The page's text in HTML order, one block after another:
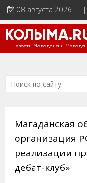
08 августа 2026 | |
Новости Магадана и
Магаданская
организация
реализации
дебат-клуб»